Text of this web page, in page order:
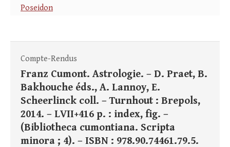
Poseidon
Compte-Rendus
Franz Cumont. Astrologie. – D. Praet, B.
Bakhouche éds., A. Lannoy, E.
Scheerlinck coll. – Turnhout : Brepols,
2014. – LVII+416 p. : index, fig. –
(Bibliotheca cumontiana. Scripta
minora ; 4). – ISBN : 978.90.74461.79.5.